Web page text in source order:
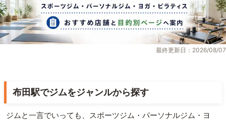
最終更新日：2026/08/07
布田駅でジムをジャンルから探す
ジムと一言でいっても、スポーツジム・パーソナルジム・ヨ